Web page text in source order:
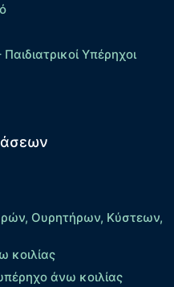
Υπέρηχοι
Ουρητήρων, Κύστεων,
κοιλίας
άνω κοιλίας